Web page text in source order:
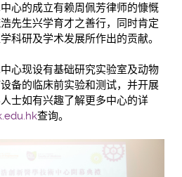
心的成立有赖周佩芳律师的慷慨
先生兴学育才之善行，同时肯定
科研及学术发展所作出的贡献。
心现设有基础研究实验室及动物
备的临床前实验和测试，并开展
士如有兴趣了解更多中心的详
查询。